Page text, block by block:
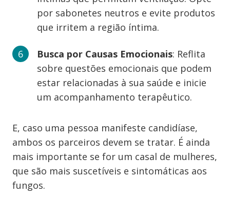
por sabonetes neutros e evite produtos
que irritem a região íntima.
Busca por Causas Emocionais: Reflita
sobre questões emocionais que podem
estar relacionadas à sua saúde e inicie
um acompanhamento terapêutico.
E, caso uma pessoa manifeste candidíase,
ambos os parceiros devem se tratar. É ainda
mais importante se for um casal de mulheres,
que são mais suscetíveis e sintomáticas aos
fungos.